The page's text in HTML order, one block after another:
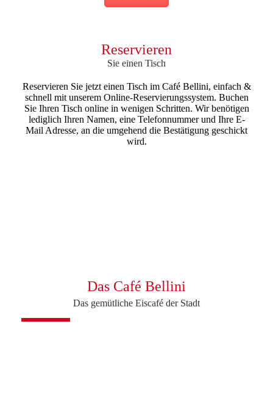
Reservieren
Sie einen Tisch
Reservieren Sie jetzt einen Tisch im Café Bellini, einfach &
schnell mit unserem Online-Reservierungssystem. Buchen
Sie Ihren Tisch online in wenigen Schritten. Wir benötigen
lediglich Ihren Namen, eine Telefonnummer und Ihre E-
Mail Adresse, an die umgehend die Bestätigung geschickt
wird.
Das Café Bellini
Das gemütliche Eiscafé der Stadt